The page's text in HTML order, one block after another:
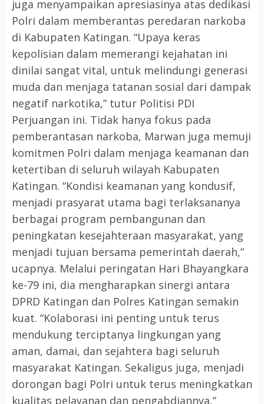
juga menyampaikan apresiasinya atas dedikasi
Polri dalam memberantas peredaran narkoba
di Kabupaten Katingan. “Upaya keras
kepolisian dalam memerangi kejahatan ini
dinilai sangat vital, untuk melindungi generasi
muda dan menjaga tatanan sosial dari dampak
negatif narkotika,” tutur Politisi PDI
Perjuangan ini. Tidak hanya fokus pada
pemberantasan narkoba, Marwan juga memuji
komitmen Polri dalam menjaga keamanan dan
ketertiban di seluruh wilayah Kabupaten
Katingan. “Kondisi keamanan yang kondusif,
menjadi prasyarat utama bagi terlaksananya
berbagai program pembangunan dan
peningkatan kesejahteraan masyarakat, yang
menjadi tujuan bersama pemerintah daerah,”
ucapnya. Melalui peringatan Hari Bhayangkara
ke-79 ini, dia mengharapkan sinergi antara
DPRD Katingan dan Polres Katingan semakin
kuat. “Kolaborasi ini penting untuk terus
mendukung terciptanya lingkungan yang
aman, damai, dan sejahtera bagi seluruh
masyarakat Katingan. Sekaligus juga, menjadi
dorongan bagi Polri untuk terus meningkatkan
kualitas pelayanan dan pengabdiannya,”